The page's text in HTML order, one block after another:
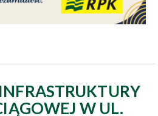
W UL.